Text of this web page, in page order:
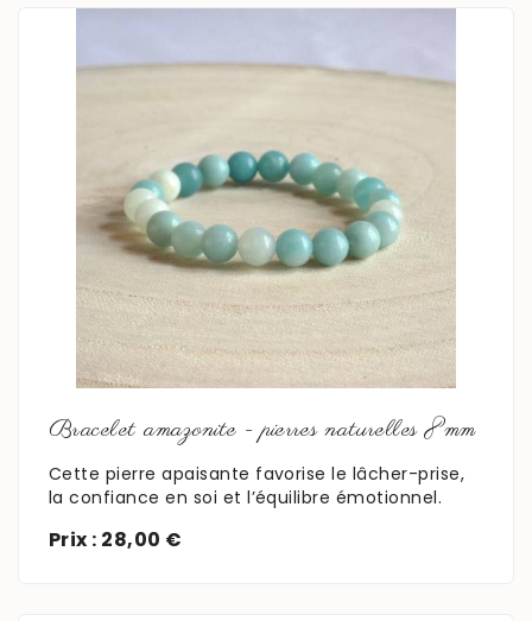
Bracelet amazonite - pierres naturelles 8mm
Cette pierre apaisante favorise le lâcher-prise,
la confiance en soi et l’équilibre émotionnel.
Prix : 28,00 €
En savoir plus